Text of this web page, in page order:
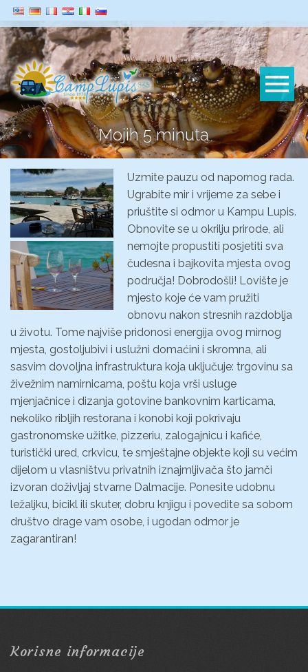
Mojih 5 minuta
Uzmite pauzu od napornog rada.
Ugrabite mir i vrijeme za sebe i
priuštite si odmor u Kampu Lupis.
Obnovite se u okrilju prirode, ali
nemojte propustiti posjetiti sva
čudesna i bajkovita mjesta ovog
područja! Dobrodošli! Lovište je
mjesto koje će vam pružiti
obnovu nakon stresnih razdoblja
u životu. Tome najviše pridonosi energija ovog mirnog
mjesta, gostoljubivi i uslužni domaćini i skromna, ali
sasvim dovoljna infrastruktura koja uključuje: trgovinu sa
živežnim namirnicama, poštu koja vrši usluge
mjenjačnice i dizanja gotovine bankovnim karticama,
nekoliko ribljih restorana i konobi koji pokrivaju
gastronomske užitke, pizzeriu, zalogajnicu i kafiće,
turistički ured, crkvicu, te smještajne objekte koji su većim
dijelom u vlasništvu privatnih iznajmljivača što jamči
izvoran doživljaj stvarne Dalmacije. Ponesite udobnu
ležaljku, bicikl ili skuter, dobru knjigu i povedite sa sobom
društvo drage vam osobe, i ugodan odmor je
zagarantiran!
Korisne informacije